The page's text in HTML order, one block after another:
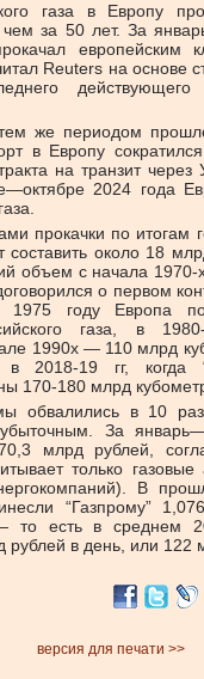
газа в Европу
за 50 лет. За
европейским
Reuters на основе
действующего
же периодом
в Европу
на транзит
2024 года
прокачки по итогам
около 18
объем с начала 1970-
о первом
1975 году Европа
газа, в
1990х — 110 млрд
в 2018-19 гг, когда
170-180 млрд
обвалились в 10
За
млрд рублей,
только
В
“Газпрому”
— то есть в среднем
в день, или 122
версия для печати >>